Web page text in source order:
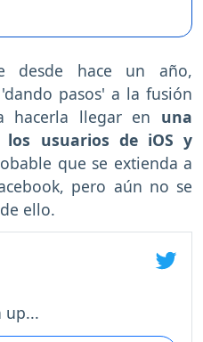
desde hace un año,
pasos' a la fusión
hacerla llegar en una
los usuarios de iOS y
que se extienda a
pero aún no se
ello.
up...